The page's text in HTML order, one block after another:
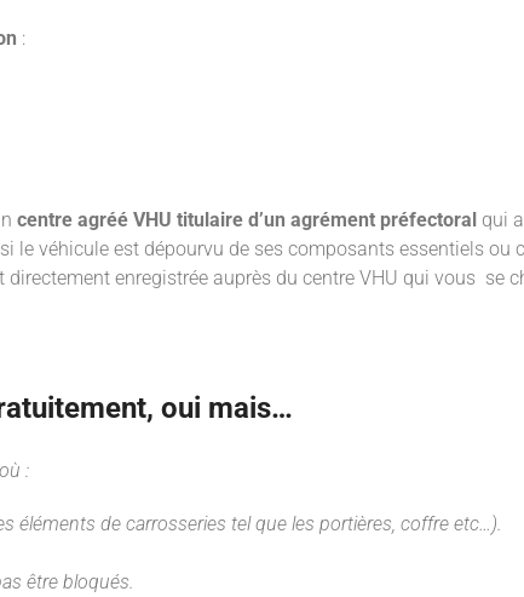
:
centre agréé VHU titulaire d’un agrément préfectoral qui
le véhicule est dépourvu de ses composants essentiels ou
enregistrée auprès du centre VHU qui vous se
oui mais…
:
éléments de carrosseries tel que les portières, coffre etc…).
être bloqués.